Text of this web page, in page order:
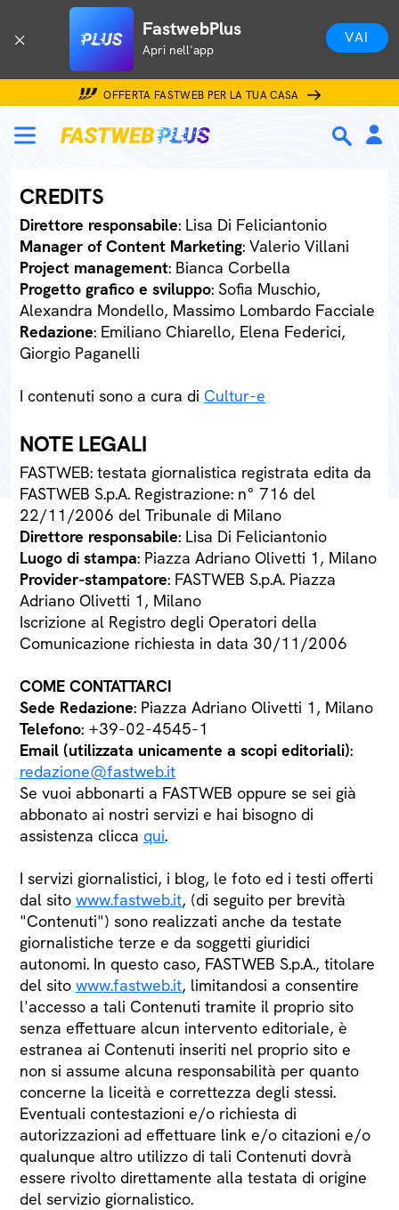
FastwebPlus
Apri nell'app
VAI
OFFERTA FASTWEB PER LA TUA CASA
CREDITS
Direttore responsabile: Lisa Di Feliciantonio
Manager of Content Marketing: Valerio Villani
Project management: Bianca Corbella
Progetto grafico e sviluppo: Sofia Muschio,
Alexandra Mondello, Massimo Lombardo Facciale
Redazione: Emiliano Chiarello, Elena Federici,
Giorgio Paganelli
I contenuti sono a cura di Cultur-e
NOTE LEGALI
FASTWEB: testata giornalistica registrata edita da
FASTWEB S.p.A. Registrazione: n° 716 del
22/11/2006 del Tribunale di Milano
Direttore responsabile: Lisa Di Feliciantonio
Luogo di stampa: Piazza Adriano Olivetti 1, Milano
Provider-stampatore: FASTWEB S.p.A. Piazza
Adriano Olivetti 1, Milano
Iscrizione al Registro degli Operatori della
Comunicazione richiesta in data 30/11/2006
COME CONTATTARCI
Sede Redazione: Piazza Adriano Olivetti 1, Milano
Telefono: +39-02-4545-1
Email (utilizzata unicamente a scopi editoriali):
redazione@fastweb.it
Se vuoi abbonarti a FASTWEB oppure se sei già
abbonato ai nostri servizi e hai bisogno di
assistenza clicca qui.
I servizi giornalistici, i blog, le foto ed i testi offerti
dal sito www.fastweb.it, (di seguito per brevità
"Contenuti") sono realizzati anche da testate
giornalistiche terze e da soggetti giuridici
autonomi. In questo caso, FASTWEB S.p.A., titolare
del sito www.fastweb.it, limitandosi a consentire
l'accesso a tali Contenuti tramite il proprio sito
senza effettuare alcun intervento editoriale, è
estranea ai Contenuti inseriti nel proprio sito e
non si assume alcuna responsabilità per quanto
concerne la liceità e correttezza degli stessi.
Eventuali contestazioni e/o richiesta di
autorizzazioni ad effettuare link e/o citazioni e/o
qualunque altro utilizzo di tali Contenuti dovrà
essere rivolto direttamente alla testata di origine
del servizio giornalistico.